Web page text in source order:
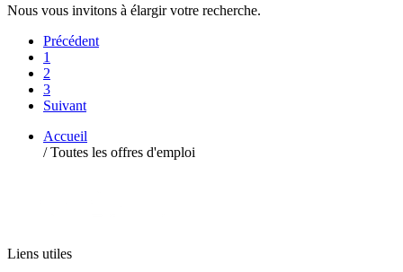
Nous vous invitons à élargir votre recherche.
Précédent
1
2
3
Suivant
Accueil
/ Toutes les offres d'emploi
Liens utiles